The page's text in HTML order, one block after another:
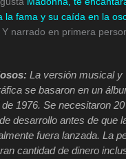
la fama y su caída en la
Y narrado en primera
La versión musical y
se basaron en un
1976. Se necesitaron
desarrollo antes de que
fuera lanzada. La
cantidad de dinero